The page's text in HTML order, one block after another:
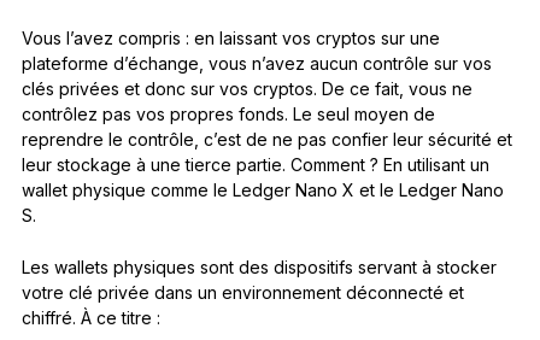
Vous l’avez compris : en laissant vos cryptos sur une
plateforme d’échange, vous n’avez aucun contrôle sur vos
clés privées et donc sur vos cryptos. De ce fait, vous ne
contrôlez pas vos propres fonds. Le seul moyen de
reprendre le contrôle, c’est de ne pas confier leur sécurité et
leur stockage à une tierce partie. Comment ? En utilisant un
wallet physique comme le Ledger Nano X et le Ledger Nano
S.
Les wallets physiques sont des dispositifs servant à stocker
votre clé privée dans un environnement déconnecté et
chiffré. À ce titre :